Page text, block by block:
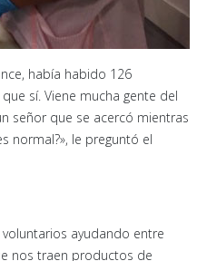
había habido 126
sí. Viene mucha gente del
señor que se acercó mientras
normal?», le preguntó el
ayudando entre
nos traen productos de